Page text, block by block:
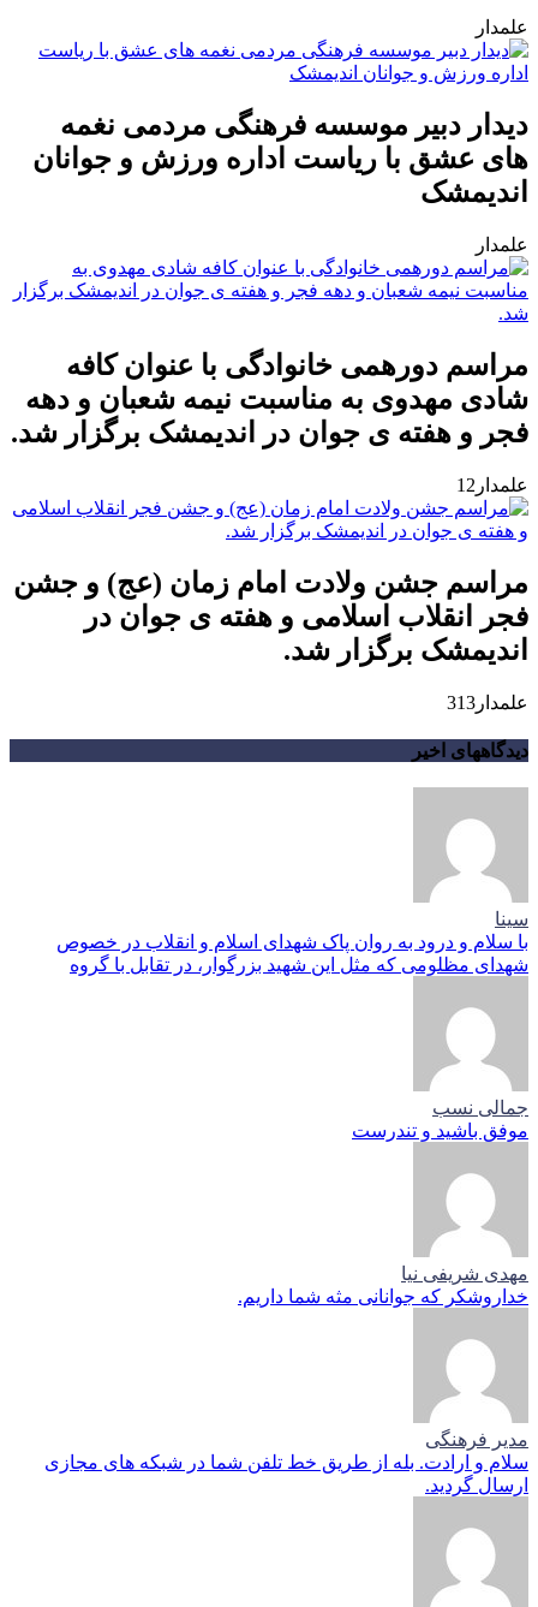
علمدار
دیدار دبیر موسسه فرهنگی مردمی نغمه
های عشق با ریاست اداره ورزش و جوانان
اندیمشک
علمدار
مراسم دورهمی خانوادگی با عنوان کافه
شادی مهدوی به مناسبت نیمه شعبان و دهه
فجر و هفته ی جوان در اندیمشک برگزار شد.
علمدار12
مراسم جشن ولادت امام زمان (عج) و جشن
فجر انقلاب اسلامی و هفته ی جوان در
اندیمشک برگزار شد.
علمدار313
دیدگاههای اخیر
سینا
با سلام و درود به روان پاک شهدای اسلام و انقلاب در خصوص
شهدای مظلومی که مثل این شهید بزرگوار، در تقابل با گروه
جمالی نسب
موفق باشید و تندرست
مهدی شریفی نیا
خداروشکر که جوانانی مثه شما داریم.
مدیر فرهنگی
سلام و ارادت. بله از طریق خط تلفن شما در شبکه های مجازی
ارسال گردید.